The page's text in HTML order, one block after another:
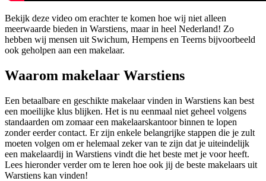
Bekijk deze video om erachter te komen hoe wij niet alleen
meerwaarde bieden in Warstiens, maar in heel Nederland! Zo
hebben wij mensen uit Swichum, Hempens en Teerns bijvoorbeeld
ook geholpen aan een makelaar.
Waarom makelaar Warstiens
Een betaalbare en geschikte makelaar vinden in Warstiens kan best
een moeilijke klus blijken. Het is nu eenmaal niet geheel volgens
standaarden om zomaar een makelaarskantoor binnen te lopen
zonder eerder contact. Er zijn enkele belangrijke stappen die je zult
moeten volgen om er helemaal zeker van te zijn dat je uiteindelijk
een makelaardij in Warstiens vindt die het beste met je voor heeft.
Lees hieronder verder om te leren hoe ook jij de beste makelaars uit
Warstiens kan vinden!